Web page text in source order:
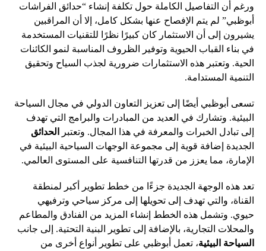
ورغم أن التفاصيل الكاملة حول تكلفة إنشاء “حدائق الفراشات
أبوظبي” لم يتم الإفصاح عنها بشكل كامل، إلا أن المراقبين
يشيرون إلى أن الاستثمار كان كبيرًا نظرًا للتقنيات المستخدمة
في بناء القباب الحيوية وتوفير الظروف المناسبة لنمو الكائنات
الحية. وتعتبر هذه الاستثمارات ضرورية لجذب السياح وتحقيق
التنمية المستدامة.
تسعى أبوظبي أيضًا إلى تعزيز التعاون الدولي في مجال السياحة
البيئية. وتشارك في العديد من المبادرات والبرامج التي تهدف
إلى تبادل الخبرات والمعرفة في هذا المجال. وتعتبر
الحدائق
الجديدة إضافة قوية إلى مجموعة الوجهات السياحية البيئية في
الإمارة، مما يعزز من قدرتها التنافسية على المستوى العالمي.
تعد هذه الوجهة الجديدة جزءًا من خطط تطوير أكبر لمنطقة
القناة، والتي تهدف إلى تحويلها إلى مركز سياحي وترفيهي
حيوي. وتشمل هذه الخطط إنشاء المزيد من الفنادق والمطاعم
والمحلات التجارية، بالإضافة إلى تطوير البنية التحتية. إلى جانب
السياحة البيئية، تعمل أبوظبي على تطوير أنواع أخرى من